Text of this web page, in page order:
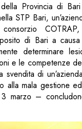
Provincia di
STP Bari,
di Bari a
determinare
e le competenze
di
mala gestione ed
marzo –